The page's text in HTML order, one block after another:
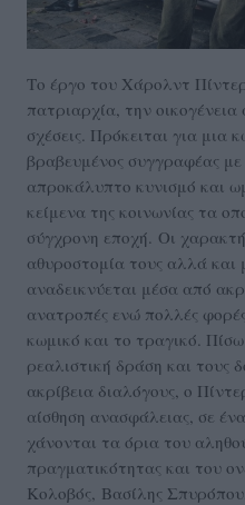
Το έργο του Χάρολντ
πατριαρχία, την
σχέσεις. Πρόκειται για μια
βραβευμένος συγγραφέας με
απροκάλυπτο κυνισμό και
κείμενα της κοινωνίας τα
σύγχρονη εποχή. Οι
αθυροστομία τους αλλά και
αναδεικνύεται μέσα από
ανατροπές ενώ πολλές
κωμικό και το τραγικό.
ρεαλιστική δράση και τους
ακρίβεια διαλόγους, ο
αίσθηση ανασφάλειας, σε
χάνονται τα όρια του
πραγματικότητας και του
Κολοβός, Βασίλης